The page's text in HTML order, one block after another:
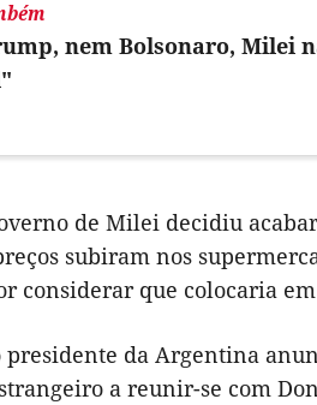
nem Bolsonaro, Milei
de Milei decidiu
subiram nos
considerar que colocaria
da Argentina
a reunir-se com